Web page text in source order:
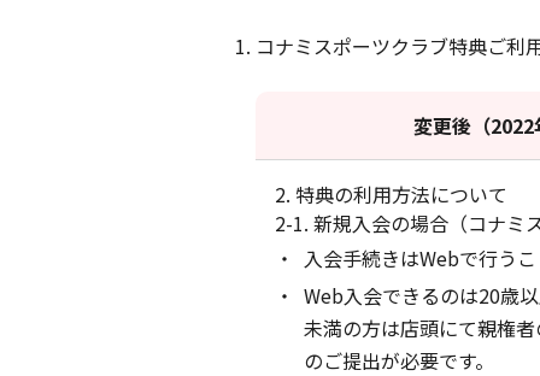
コナミスポーツクラブ特典ご利
変更後（
2. 特典の利用方法について
2-1. 新規入会の場合（コナミ
入会手続きはWebで行う
Web入会できるのは20歳
未満の方は店頭にて親権
のご提出が必要です。